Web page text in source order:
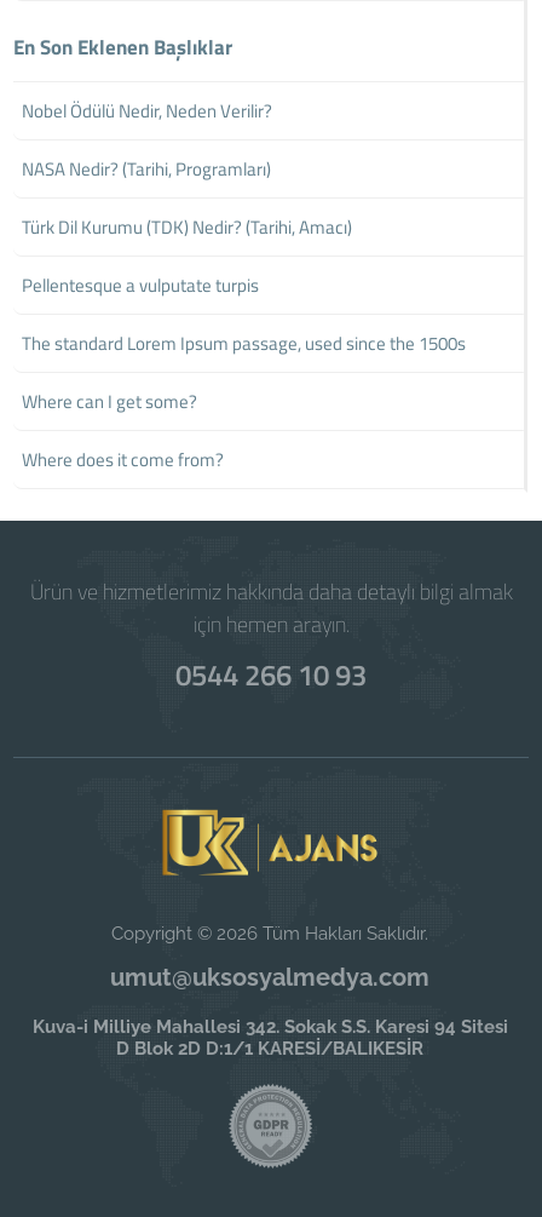
En Son Eklenen Başlıklar
Nobel Ödülü Nedir, Neden Verilir?
NASA Nedir? (Tarihi, Programları)
Türk Dil Kurumu (TDK) Nedir? (Tarihi, Amacı)
Pellentesque a vulputate turpis
The standard Lorem Ipsum passage, used since the 1500s
Where can I get some?
Where does it come from?
Ürün ve hizmetlerimiz hakkında daha detaylı bilgi almak
için hemen arayın.
0544 266 10 93
Copyright © 2026 Tüm Hakları Saklıdır.
umut@uksosyalmedya.com
Kuva-i Milliye Mahallesi 342. Sokak S.S. Karesi 94 Sitesi
D Blok 2D D:1/1 KARESİ/BALIKESİR